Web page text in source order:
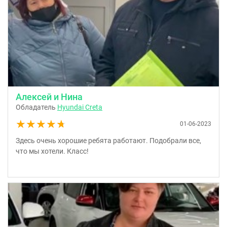
Алексей и Нина
Обладатель Hyundai Creta
★★★★★
★★★★★ 01-06-2023
Здесь очень хорошие ребята работают. Подобрали все,
что мы хотели. Класс!